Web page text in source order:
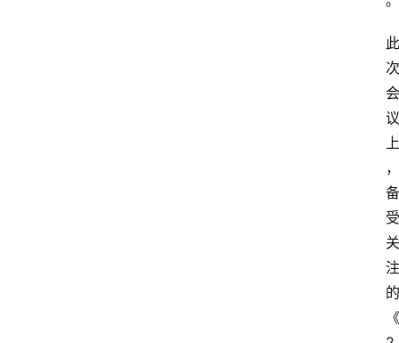
此
次
会
议
上
，
备
受
关
注
的
《